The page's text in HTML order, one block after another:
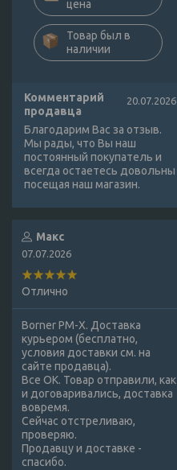
цена
Товар был в
наличии
Комментарий
продавца
20.07.2026
Благодарим Вас за отзыв.
Мы рады, что Вы наш
постоянный покупатель и
всегда остаетесь довольны
посещая наш магазин.
Макс
07.07.2026
Отлично
Borner PM-X. Доставка
курьером (бесплатно,
условия доставки см. на
сайте продавца).
Все ОК. Товар отправили, как
и договаривались, доставка
вовремя.
Сейчас отстреливаю,
проверяю.
Продавцу и доставке -
спасибо.